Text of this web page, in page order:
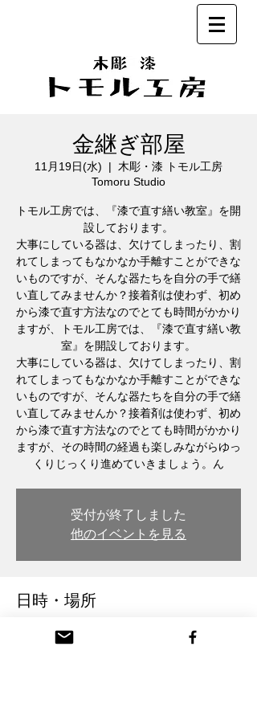
金継ぎ部屋
11月19日(水)
  |
木彫・漆 トモル工房
Tomoru Studio
トモル工房では、『漆で直す繕い教室』を開
設しております。
大事にしている器は、欠けてしまったり、割
れてしまってもなかなか手離すことができな
いものですが、そんな器たちを自分の手で繕
い直してみませんか？接着剤は使わず、初め
から漆で直す方法なのでとても時間がかかり
ますが、トモル工房では、『漆で直す繕い教
室』を開設しております。
大事にしている器は、欠けてしまったり、割
れてしまってもなかなか手離すことができな
いものですが、そんな器たちを自分の手で繕
い直してみませんか？接着剤は使わず、初め
から漆で直す方法なのでとても時間がかかり
ますが、その時間の経過も楽しみながらゆっ
くりじっくり進めていきましょう。ん
受付が終了しました
他のイベントを見る
日時・場所
2025年11月19日 19:00
木彫・漆 トモル工房 Tomoru Studio, 日本、